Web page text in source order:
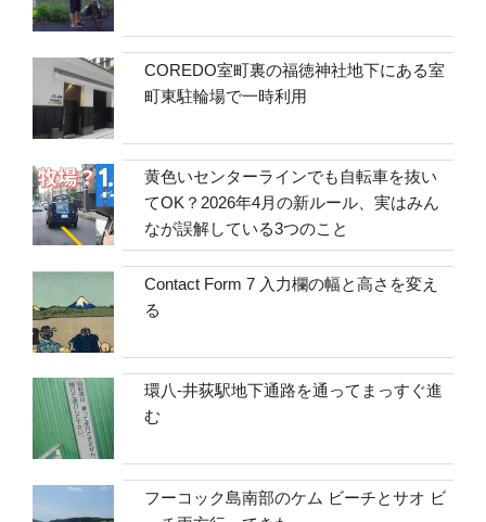
COREDO室町裏の福徳神社地下にある室
町東駐輪場で一時利用
黄色いセンターラインでも自転車を抜い
てOK？2026年4月の新ルール、実はみん
なが誤解している3つのこと
Contact Form 7 入力欄の幅と高さを変え
る
環八-井荻駅地下通路を通ってまっすぐ進
む
フーコック島南部のケム ビーチとサオ ビ